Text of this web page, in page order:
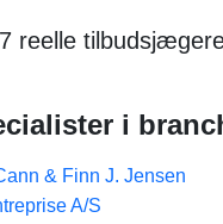
reelle
i
& Finn J. Jensen
A/S